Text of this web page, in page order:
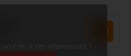
accéder à ces informations ?